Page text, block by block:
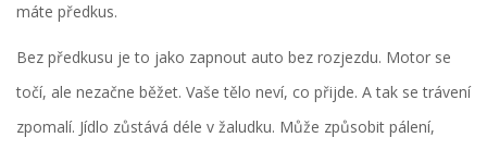
máte předkus.
Bez předkusu je to jako zapnout auto bez rozjezdu. Motor se
točí, ale nezačne běžet. Vaše tělo neví, co přijde. A tak se trávení
zpomalí. Jídlo zůstává déle v žaludku. Může způsobit pálení,